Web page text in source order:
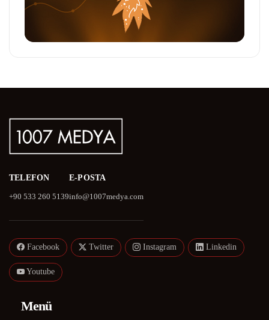
TELEFON
+90 533 260 5139
E-POSTA
info@1007medya.com
Facebook Twitter Instagram Linkedin
Youtube
Menü